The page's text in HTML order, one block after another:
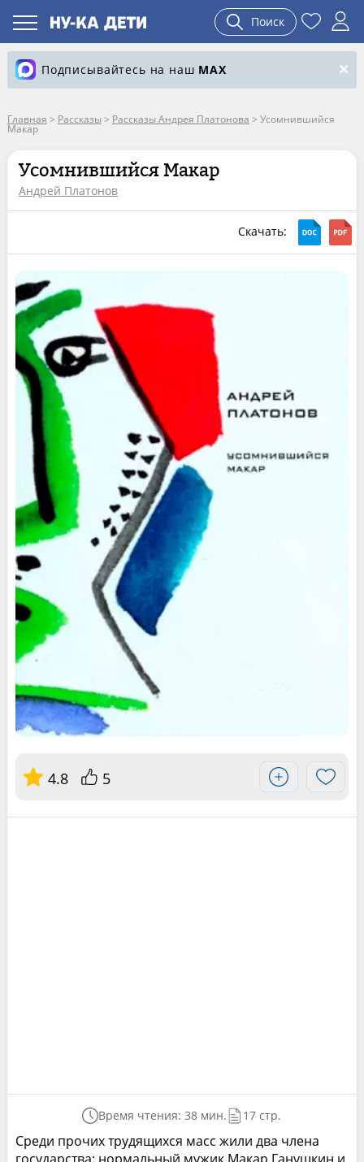
Поиск
Подписывайтесь на наш MAX
Главная > Рассказы > Рассказы Андрея Платонова > Усомнившийся
Макар
Усомнившийся Макар
Андрей Платонов
Скачать:
4.8 5
Время чтения: 38 мин. 17 стр.
Среди прочих трудящихся масс жили два члена
государства: нормальный мужик Макар Ганушкин и